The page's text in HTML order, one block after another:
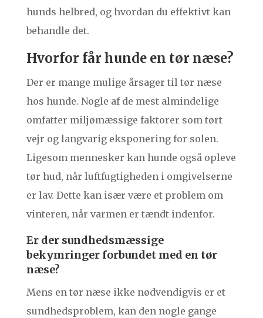
hunds helbred, og hvordan du effektivt kan
behandle det.
Hvorfor får hunde en tør næse?
Der er mange mulige årsager til tør næse
hos hunde. Nogle af de mest almindelige
omfatter miljømæssige faktorer som tørt
vejr og langvarig eksponering for solen.
Ligesom mennesker kan hunde også opleve
tør hud, når luftfugtigheden i omgivelserne
er lav. Dette kan især være et problem om
vinteren, når varmen er tændt indenfor.
Er der sundhedsmæssige
bekymringer forbundet med en tør
næse?
Mens en tør næse ikke nødvendigvis er et
sundhedsproblem, kan den nogle gange